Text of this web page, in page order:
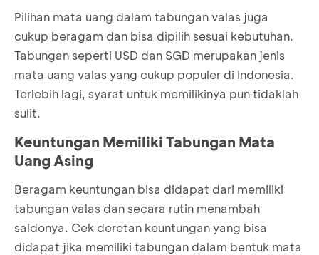
Pilihan mata uang dalam tabungan valas juga
cukup beragam dan bisa dipilih sesuai kebutuhan.
Tabungan seperti USD dan SGD merupakan jenis
mata uang valas yang cukup populer di Indonesia.
Terlebih lagi, syarat untuk memilikinya pun tidaklah
sulit.
Keuntungan Memiliki Tabungan Mata
Uang Asing
Beragam keuntungan bisa didapat dari memiliki
tabungan valas dan secara rutin menambah
saldonya. Cek deretan keuntungan yang bisa
didapat jika memiliki tabungan dalam bentuk mata